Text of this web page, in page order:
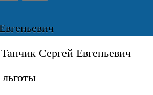
Сергей Евгеньевич